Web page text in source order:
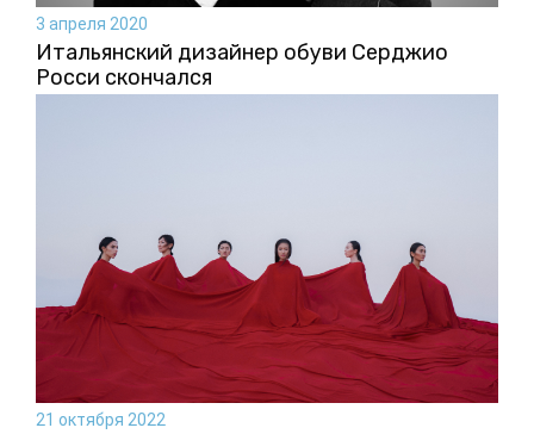
3 апреля 2020
Итальянский дизайнер обуви Серджио
Росси скончался
21 октября 2022